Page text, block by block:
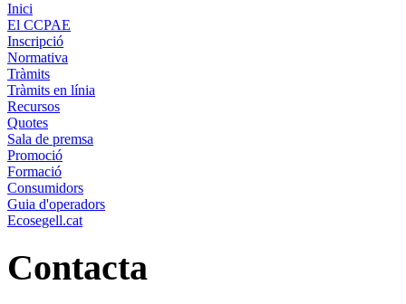
Inici
El CCPAE
Inscripció
Normativa
Tràmits
Tràmits en línia
Recursos
Quotes
Sala de premsa
Promoció
Formació
Consumidors
Guia d'operadors
Ecosegell.cat
Contacta